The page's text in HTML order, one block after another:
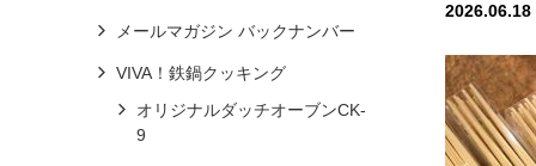
2026.06.18
メールマガジン バックナンバー
VIVA！鉄鍋クッキング
オリジナルダッチオーブンCK-
9